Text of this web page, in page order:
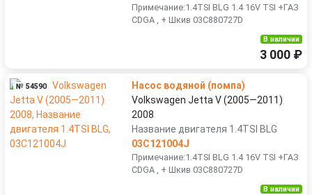
Примечание:1.4TSI BLG 1.4 16V TSI +ГАЗ
CDGA , + Шкив 03C880727D
В наличии
3 000 ₽
№ 54590
Насос водяной (помпа)
Volkswagen Jetta V (2005—2011)
2008
Название двигателя 1.4TSI BLG
03C121004J
Примечание:1.4TSI BLG 1.4 16V TSI +ГАЗ
CDGA , + Шкив 03C880727D
В наличии